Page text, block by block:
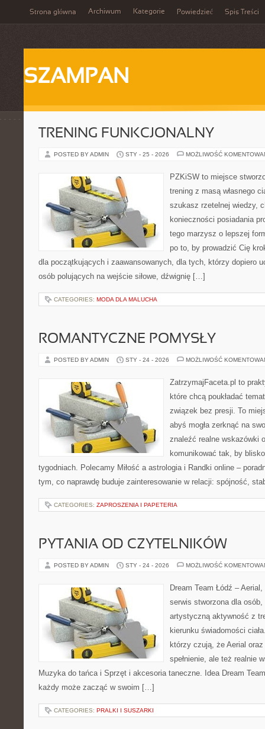
Strona główna Archiwum Kategorie Powiedzieć Spis Treści
SZAMPAN
TRENING FUNKCJONALNY
POSTED BY ADMIN STY - 25 - 2026 MOŻLIWOŚĆ
PZKiSW to miejsce
trening z masą własnego
szukasz rzetelnej wiedzy,
konieczności posiadania
tego marzysz o lepszej
po to, by prowadzić Cię
dla początkujących i zaawansowanych, dla tych, którzy dopiero
osób polujących na wejście siłowe, dźwignię […]
CATEGORIES: MODA DLA MALUCHA
ROMANTYCZNE POMYSŁY
POSTED BY ADMIN STY - 24 - 2026 MOŻLIWOŚĆ
ZatrzymajFaceta.pl to
które chcą poukładać
związek bez presji. To
abyś mogła zerknąć na
znaleźć realne wskazówki
komunikować tak, by
tygodniach. Polecamy Miłość a astrologia i Randki online –
tym, co naprawdę buduje zainteresowanie w relacji: spójność,
CATEGORIES: ZAPROSZENIA I PAPETERIA
PYTANIA OD CZYTELNIKÓW
POSTED BY ADMIN STY - 24 - 2026 MOŻLIWOŚĆ
Dream Team Łódź –
serwis stworzona dla
artystyczną aktywność z
kierunku świadomości
którzy czują, że Aerial
spełnienie, ale też realnie
Muzyka do tańca i Sprzęt i akcesoria taneczne. Idea Dream
każdy może zacząć w swoim […]
CATEGORIES: PRALKI I SUSZARKI